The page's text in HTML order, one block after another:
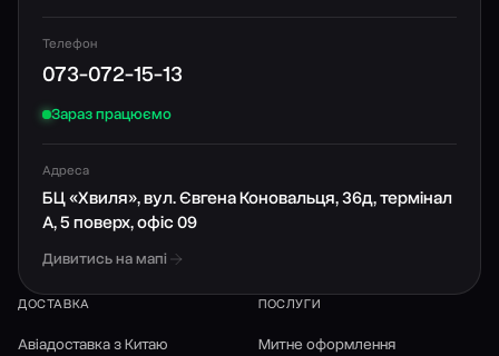
Телефон
073-072-15-13
Зараз працюємо
Адреса
БЦ «Хвиля», вул. Євгена Коновальця, 36д, термінал
А, 5 поверх, офіс 09
Дивитись на мапі
ДОСТАВКА
Авіадоставка з Китаю
ПОСЛУГИ
Митне оформлення